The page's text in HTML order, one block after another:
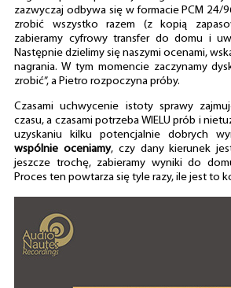
zazwyczaj odbywa się w formacie PCM 24/
zrobić wszystko razem (z kopią
zabieramy cyfrowy transfer do domu i
Następnie dzielimy się naszymi ocenami,
nagrania. W tym momencie zaczynamy
zrobić”, a Pietro rozpoczyna próby.
Czasami uchwycenie istoty sprawy
czasu, a czasami potrzeba WIELU prób i
uzyskaniu kilku potencjalnie dobrych
wspólnie oceniamy, czy dany kierunek
jeszcze trochę, zabieramy wyniki do
Proces ten powtarza się tyle razy, ile jest to